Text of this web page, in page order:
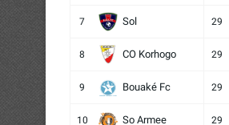
7 Sol 29
8 CO Korhogo 29
9 Bouaké Fc 29
10 So Armee 29